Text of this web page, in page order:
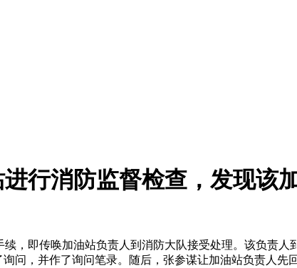
行消防监督检查，发现该
，即传唤加油站负责人到消防大队接受处理。该负责人
问，并作了询问笔录。随后，张参谋让加油站负责人先